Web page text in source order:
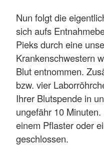
Nun folgt die
sich aufs
Pieks durch eine
Krankenschwestern
Blut entnommen.
bzw. vier
Ihrer Blutspende in
ungefähr 10
einem Pflaster oder
geschlossen.